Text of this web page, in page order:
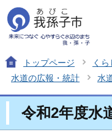
トップページ く
水道の広報・統計
水
令和2年度水